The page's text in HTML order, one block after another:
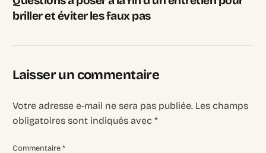
briller et éviter les faux pas
Laisser un commentaire
Votre adresse e-mail ne sera pas publiée. Les champs
obligatoires sont indiqués avec*
Commentaire*